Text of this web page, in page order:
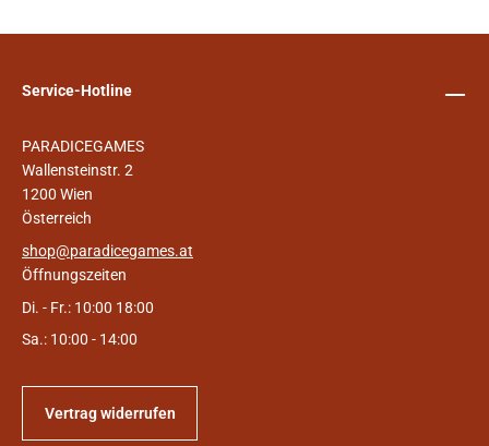
Service-Hotline
PARADICEGAMES
Wallensteinstr. 2
1200 Wien
Österreich
shop@paradicegames.at
Öffnungszeiten
Di. - Fr.: 10:00 18:00
Sa.: 10:00 - 14:00
Vertrag widerrufen